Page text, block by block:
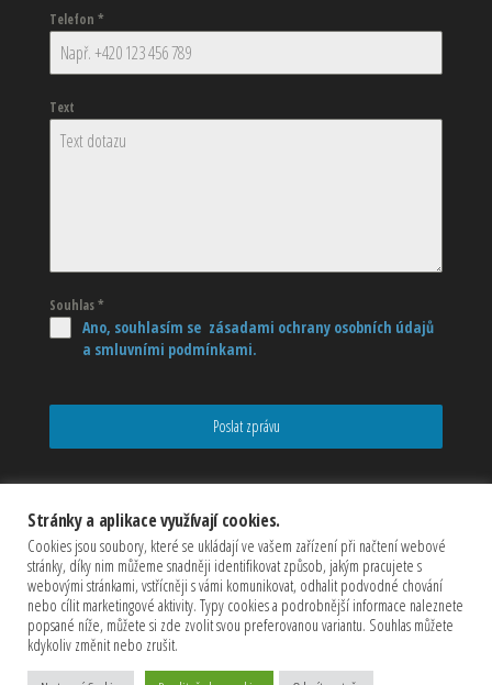
Telefon *
Text
Souhlas*
Ano, souhlasím se zásadami ochrany osobních údajů
a smluvními podmínkami.
Poslat zprávu
Copyrights © 2026 CZECHMASTER Servis s.r.o (Všechna práva
Stránky a aplikace využívají cookies.
Cookies jsou soubory, které se ukládají ve vašem zařízení při načtení webové
stránky, díky nim můžeme snadněji identifikovat způsob, jakým pracujete s
webovými stránkami, vstřícněji s vámi komunikovat, odhalit podvodné chování
nebo cílit marketingové aktivity. Typy cookies a podrobnější informace naleznete
popsané níže, můžete si zde zvolit svou preferovanou variantu. Souhlas můžete
kdykoliv změnit nebo zrušit.